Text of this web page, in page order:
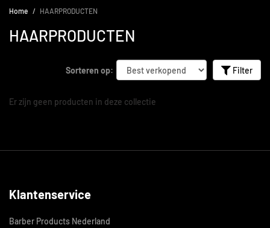
Home HAARPRODUCTEN
HAARPRODUCTEN
Sorteren op: Filter
Er zijn geen producten in deze collectie
Klantenservice
Barber Products Nederland